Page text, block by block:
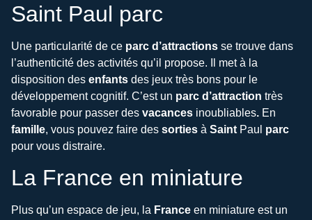
Saint Paul parc
Une particularité de ce parc d’attractions se trouve dans
l’authenticité des activités qu’il propose. Il met à la
disposition des enfants des jeux très bons pour le
développement cognitif. C’est un parc d’attraction très
favorable pour passer des vacances inoubliables. En
famille, vous pouvez faire des sorties à Saint Paul parc
pour vous distraire.
La France en miniature
Plus qu’un espace de jeu, la France en miniature est un